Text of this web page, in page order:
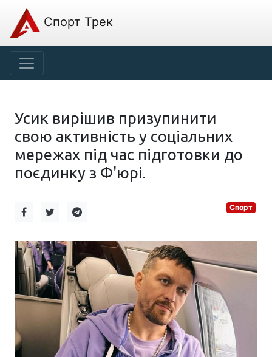
Спорт Трек
Усик вирішив призупинити
свою активність у соціальних
мережах під час підготовки до
поєдинку з Ф'юрі.
Спорт